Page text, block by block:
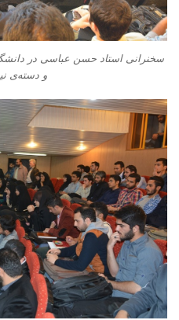
سخنرانی استاد حسن عباسی در
و دسته‌‌ی